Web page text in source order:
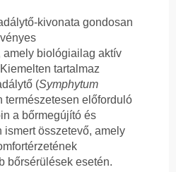
kivonata gondosan
amely biológiailag aktív
tartalmaz
(Symphytum
természetesen előforduló
a bőrmegújító és
összetevő, amely
bőrsérülések esetén.